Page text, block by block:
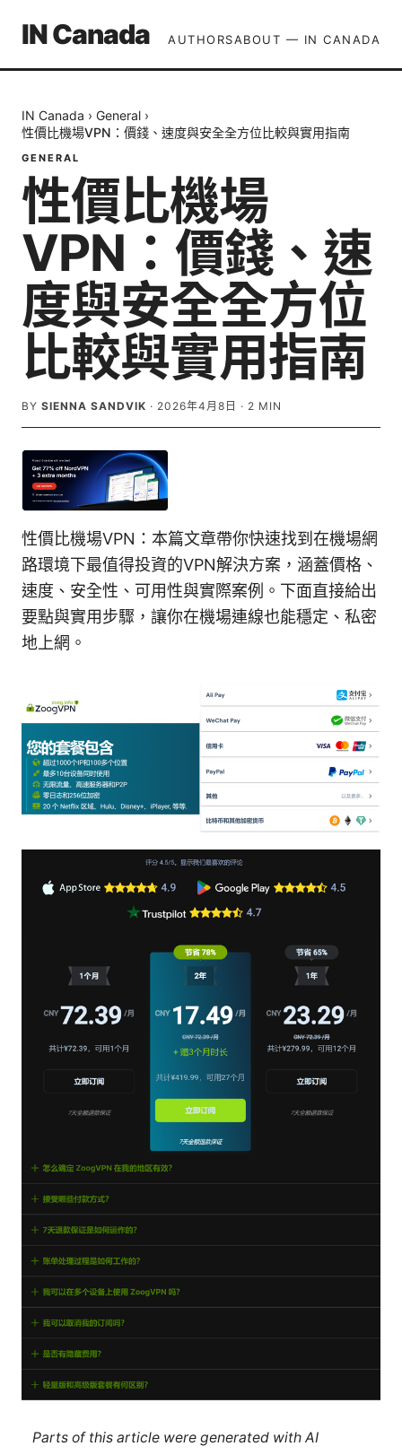
IN Canada AUTHORSABOUT — IN CANADA
IN Canada › General ›
性價比機場VPN：價錢、速度與安全全方位比較與實用指南
GENERAL
性價比機場
VPN：價錢、速
度與安全全方位
比較與實用指南
BY SIENNA SANDVIK · 2026年4月8日 · 2 MIN
性價比機場VPN：本篇文章帶你快速找到在機場網
路環境下最值得投資的VPN解決方案，涵蓋價格、
速度、安全性、可用性與實際案例。下面直接給出
要點與實用步驟，讓你在機場連線也能穩定、私密
地上網。
Parts of this article were generated with AI